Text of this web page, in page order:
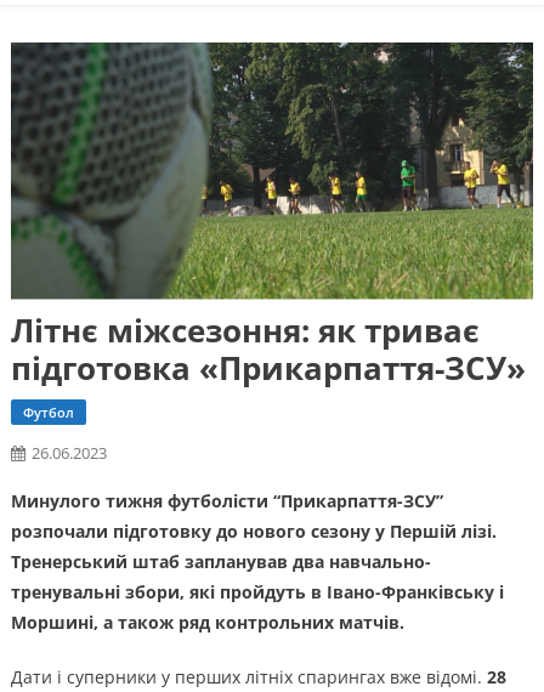
Літнє міжсезоння: як триває
підготовка «Прикарпаття-ЗСУ»
Футбол
26.06.2023
Минулого тижня футболісти “Прикарпаття-ЗСУ”
розпочали підготовку до нового сезону у Першій лізі.
Тренерський штаб запланував два навчально-
тренувальні збори, які пройдуть в Івано-Франківську і
Моршині, а також ряд контрольних матчів.
Дати і суперники у перших літніх спарингах вже відомі. 28